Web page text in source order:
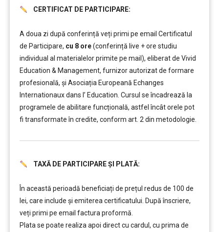
CERTIFICAT DE PARTICIPARE:
A doua zi după conferință veți primi pe email Certificatul
de Participare, cu 8 ore(conferință live + ore studiu
individual al materialelor primite pe mail), eliberat de Vivid
Education & Management, furnizor autorizat de formare
profesională, și Asociația Europeană Echanges
Internationaux dans l’ Education. Cursul se încadrează la
programele de abilitare funcțională, astfel încât orele pot
fi transformate în credite, conform art. 2 din metodologie.
TAXĂ DE PARTICIPARE ȘI PLATĂ:
În această perioadă beneficiați de prețul redus de 100 de
lei, care include şi emiterea certificatului. După înscriere,
veți primi pe email factura proformă.
Plata se poate realiza apoi direct cu cardul, cu prima de